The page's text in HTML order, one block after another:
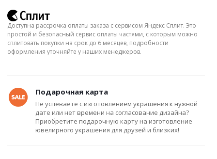
Доступна рассрочка оплаты заказа с сервисом Яндекс Сплит. Это
простой и безопасный сервис оплаты частями, с которым можно
сплитовать покупки на срок до 6 месяцев, подробности
оформления уточняйте у наших менеджеров.
Подарочная карта
Не успеваете с изготовлением украшения к нужной
дате или нет времени на согласование дизайна?
Приобретите подарочную карту на изготовление
ювелирного украшения для друзей и близких!